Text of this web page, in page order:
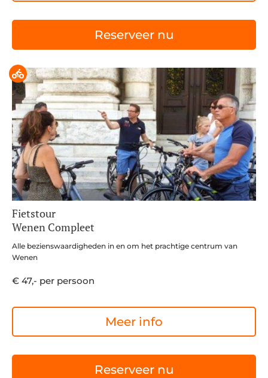
Reserveer nu
Fietstour
Wenen Compleet
Alle bezienswaardigheden in en om het prachtige centrum van
Wenen
€ 47,- per persoon
Meer info
Reserveer nu